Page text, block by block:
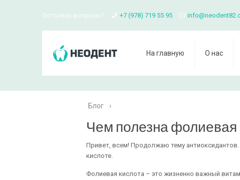
Остались вопросы? +7 (978) 719 55 95
На главную О нас
Блог ›
Чем полезна фолиевая
Привет, всем! Продолжаю тему
кислоте.
Фолиевая кислота – это жизненно важный